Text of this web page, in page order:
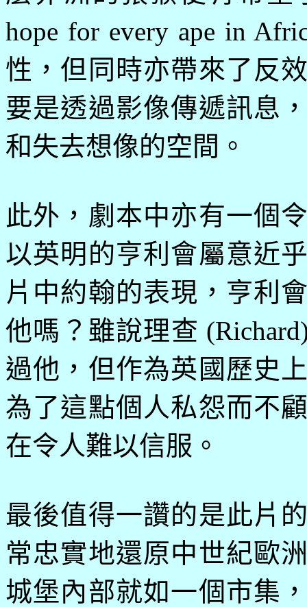
hope for every ape in
性，但同時亦帶來了反
要是透過影像傳遞訊息
和失去想像的空間 。
此外，劇本中亦有一個
以英明的亨利會屬意近
片中約翰的表現，亨利
他嗎？雖說理查
過他，但作為英國歷史
為了這點個人私怨而不
在令人難以信服。
最後值得一讚的是此片
常忠實地還原中世紀歐
城堡內部就如一個市集